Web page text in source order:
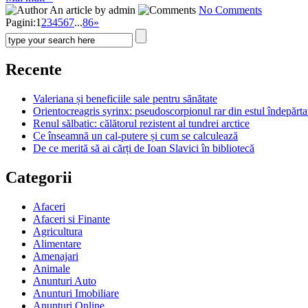
An article by admin
No Comments
Pagini:1 234567...86»
Recente
Valeriana și beneficiile sale pentru sănătate
Orientocreagris syrinx: pseudoscorpionul rar din estul
Renul sălbatic: călătorul rezistent al tundrei arctice
Ce înseamnă un cal-putere și cum se calculează
De ce merită să ai cărți de Ioan Slavici în bibliotecă
Categorii
Afaceri
Afaceri si Finante
Agricultura
Alimentare
Amenajari
Animale
Anunturi Auto
Anunturi Imobiliare